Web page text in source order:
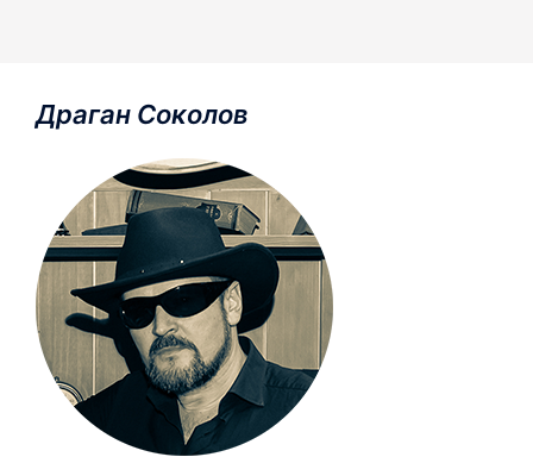
Драган Соколов